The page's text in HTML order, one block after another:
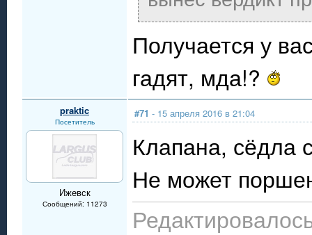
Получается у
гадят, мда!?
praktic
Посетитель
Ижевск
Сообщений: 11273
#71 - 15 апреля 2016 в 21:04
Клапана, сёдла
Не может